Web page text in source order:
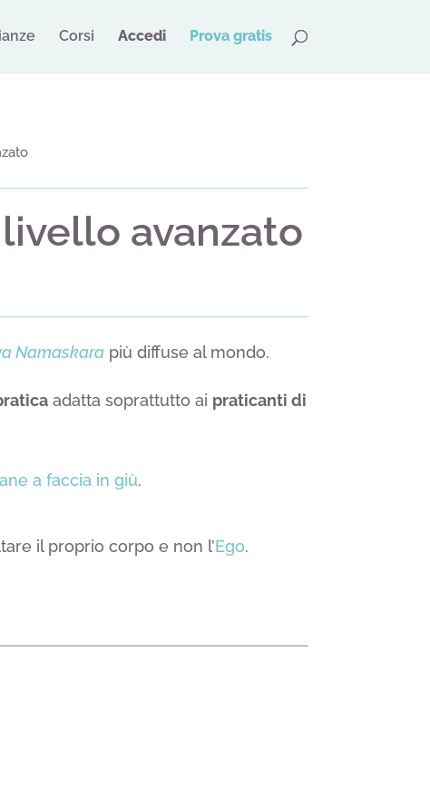
Corsi Accedi Prova gratis
avanzato
Namaskara più diffuse al mondo.
adatta soprattutto ai praticanti di
a faccia in giù.
il proprio corpo e non l’Ego.